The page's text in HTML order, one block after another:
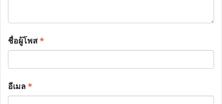
ชื่อผู้โพส*
อีเมล*